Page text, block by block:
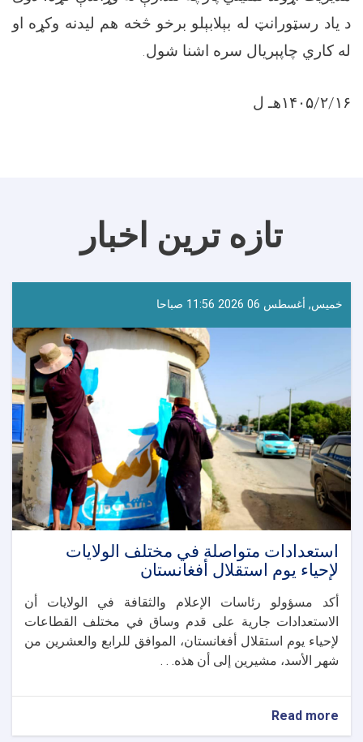
د یاد رسټورانټ له بېلابېلو برخو څخه هم لیدنه وکړه او
له کاري چاپېریال سره اشنا شول.
۱۴۰۵/۲/۱۶هـ ل
تازه ترین اخبار
خميس, أغسطس 06 2026 11:56 صباحا
استعدادات متواصلة في مختلف الولايات
لإحياء يوم استقلال أفغانستان
أكد مسؤولو رئاسات الإعلام والثقافة في الولايات أن
الاستعدادات جارية على قدم وساق في مختلف القطاعات
لإحياء يوم استقلال أفغانستان، الموافق للرابع والعشرين من
شهر الأسد، مشيرين إلى أن هذه. . .
Read more
استعدادات